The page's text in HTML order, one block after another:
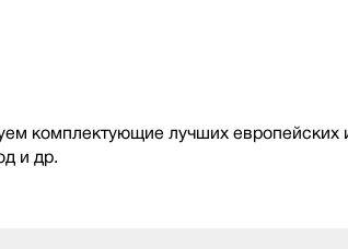
комплектующие лучших
и др.